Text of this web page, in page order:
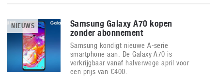
NIEUWS
Samsung Galaxy A70 kopen
zonder abonnement
Samsung kondigt nieuwe A-serie
smartphone aan. De Galaxy A70 is
verkrijgbaar vanaf halverwege april voor
een prijs van €400.